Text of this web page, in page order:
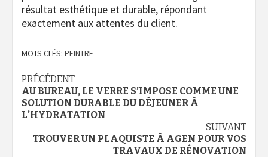
résultat esthétique et durable, répondant
exactement aux attentes du client.
MOTS CLÉS: PEINTRE
Navigation
d’article
PRÉCÉDENT
AU BUREAU, LE VERRE S’IMPOSE COMME UNE
SOLUTION DURABLE DU DÉJEUNER À
L’HYDRATATION
SUIVANT
TROUVER UN PLAQUISTE À AGEN POUR VOS
TRAVAUX DE RÉNOVATION